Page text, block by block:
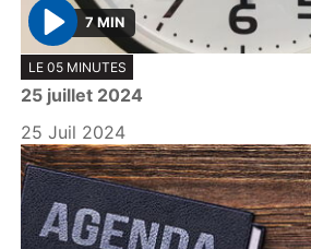
P
l
a
y
7 MIN
LE 05 MINUTES
25 juillet 2024
25 Juil 2024